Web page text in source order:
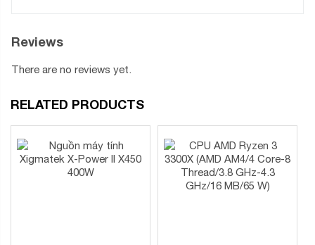
Reviews
There are no reviews yet.
RELATED PRODUCTS